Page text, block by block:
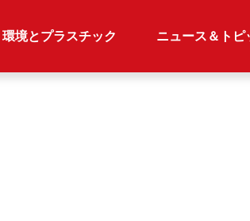
環境とプラスチック ニュース＆トピ